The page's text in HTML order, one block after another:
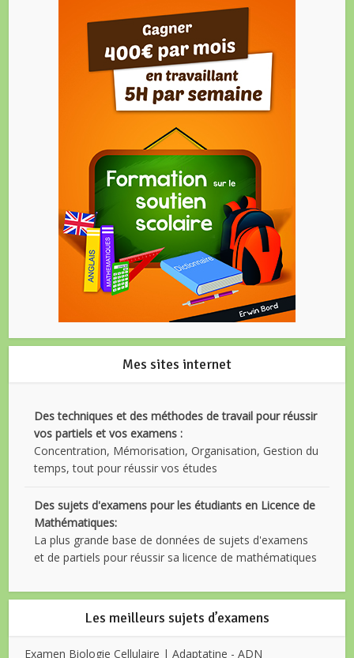
Mes sites internet
Des techniques et des méthodes de travail pour réussir
vos partiels et vos examens :
Concentration, Mémorisation, Organisation, Gestion du
temps, tout pour réussir vos études
Des sujets d'examens pour les étudiants en Licence de
Mathématiques:
La plus grande base de données de sujets d'examens
et de partiels pour réussir sa licence de mathématiques
Les meilleurs sujets d’examens
Examen Biologie Cellulaire | Adaptatine - ADN